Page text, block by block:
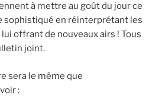
à mettre au goût du jour ce
sophistiqué en réinterprétant les
offrant de nouveaux airs ! Tous
joint.
sera le même que
: